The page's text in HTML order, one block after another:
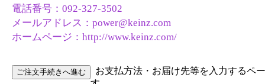
電話番号：092-327-3502
メールアドレス：power@keinz.com
ホームページ：http://www.keinz.com/
お支払方法・お届け先等を入力するペ